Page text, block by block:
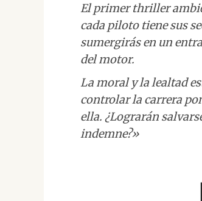
El primer thriller
cada piloto tiene sus
sumergirás en un
del motor.
La moral y la lealtad
controlar la carrera
ella. ¿Lograrán
indemne?»